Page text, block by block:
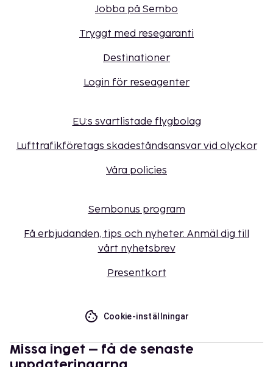
Jobba på Sembo
Tryggt med resegaranti
Destinationer
Login för reseagenter
EU:s svartlistade flygbolag
Lufttrafikföretags skadeståndsansvar vid olyckor
Våra policies
Sembonus program
Få erbjudanden, tips och nyheter. Anmäl dig till
vårt nyhetsbrev
Presentkort
Cookie-inställningar
Missa inget – få de senaste